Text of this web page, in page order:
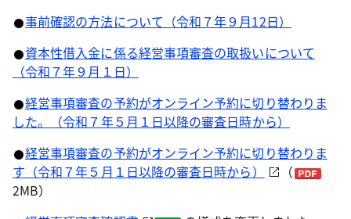
事前確認の方法について（令和７年９月12日）
資本性借入金に係る経営事項審査の取扱いについて
（令和７年９月１日）
経営事項審査の予約がオンライン予約に切り替わりま
した。（令和７年５月１日以降の審査日時から）
経営事項審査の予約がオンライン予約に切り替わりま
す（令和７年５月１日以降の審査日時から）
（
2MB）